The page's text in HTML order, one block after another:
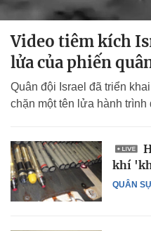
Video tiêm kích
lửa của phiến
Quân đội Israel đã triển
chặn một tên lửa hành
QUÂN
khí